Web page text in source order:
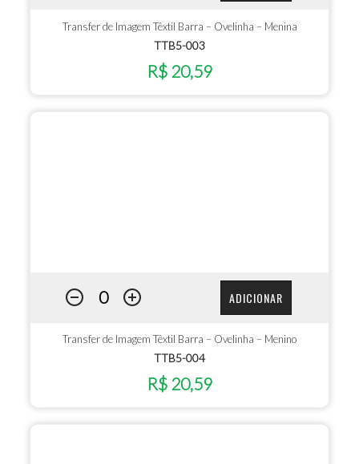
Transfer de Imagem Têxtil Barra – Ovelinha – Menina
TTB5-003
R$ 20,59
ADICIONAR
Transfer de Imagem Têxtil Barra – Ovelinha – Menino
TTB5-004
R$ 20,59